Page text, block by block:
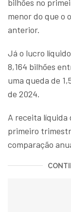
bilhões no
menor do que o
anterior.
Já o lucro
8,164 bilhões
uma queda de
de 2024.
A receita líquida
primeiro
comparação